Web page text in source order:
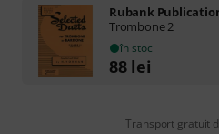
Rubank
Trombone 2
în stoc
88 lei
Transport gratuit